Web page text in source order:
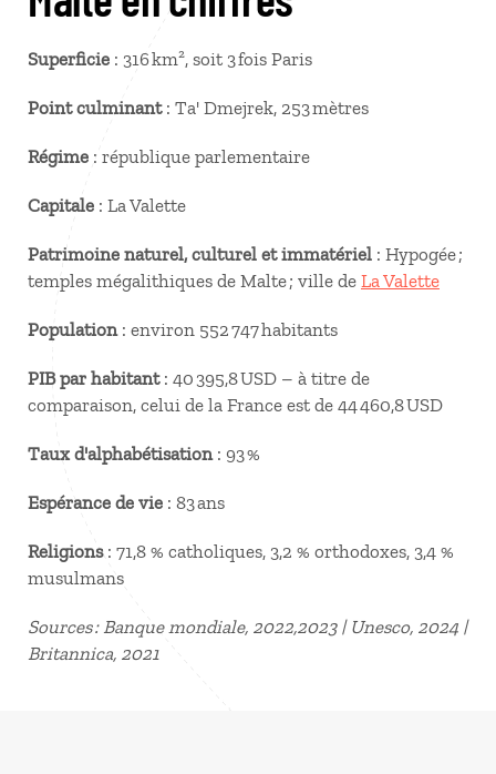
Superficie : 316 km², soit 3 fois Paris
Point culminant : Ta' Dmejrek, 253 mètres
Régime : république parlementaire
Capitale : La Valette
Patrimoine naturel, culturel et immatériel : Hypogée ;
temples mégalithiques de Malte ; ville de La Valette
Population: environ 552 747 habitants
PIB par habitant : 40 395,8 USD – à titre de
comparaison, celui de la France est de 44 460,8 USD
Taux d'alphabétisation : 93 %
Espérance de vie : 83 ans
Religions : 71,8 % catholiques, 3,2 % orthodoxes, 3,4 %
musulmans
Sources : Banque mondiale, 2022,2023 | Unesco, 2024 |
Britannica, 2021